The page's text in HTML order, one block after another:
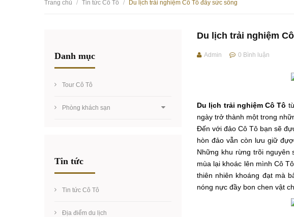
Trang chủ / Tin tức Cô Tô / Du lịch trải nghiệm Cô Tô đầy sức sống
Du lịch trải nghiệm
Admin 0 Bình luận
Du lịch trải nghiệm Cô Tô
ngày trở thành một trong
Đến với đảo Cô Tô bạn sẽ
hòn đảo vẫn còn lưu giữ
Những khu rừng trõi nguyên
mùa lại khoác lên mình Cô
thiên nhiên khoáng đạt mà
nóng nực đầy bon chen vật
Danh mục
Tour Cô Tô
Phòng khách sạn
Tin tức
Tin tức Cô Tô
Địa điểm du lịch